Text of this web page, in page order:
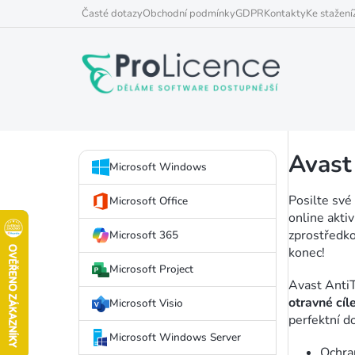
na
Časté dotazyObchodní podmínkyGDPRKontaktyKe stažení
P
r
a
n
Přeskočit
kategorie
Microsoft Windows
Microsoft Office
Microsoft 365
Microsoft Project
Microsoft Visio
Microsoft Windows Server
Posilte
online
konec!
Avast
otravné
perfektní